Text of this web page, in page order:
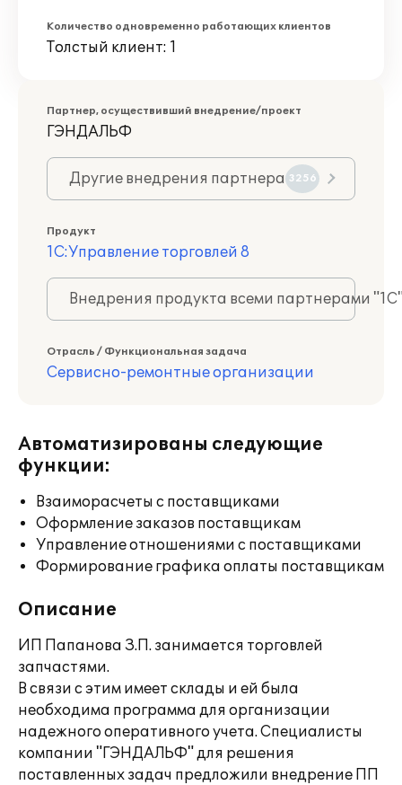
Количество одновременно работающих клиентов
Толстый клиент: 1
Партнер, осуществивший внедрение/проект
ГЭНДАЛЬФ
Другие внедрения партнера 3256
Продукт
1С:Управление торговлей 8
Внедрения продукта всеми партнерами
Отрасль / Функциональная задача
Сервисно-ремонтные организации
Автоматизированы следующие
функции:
Взаиморасчеты с поставщиками
Оформление заказов поставщикам
Управление отношениями с поставщиками
Формирование графика оплаты поставщикам
Описание
ИП Папанова З.П. занимается торговлей
запчастями.
В связи с этим имеет склады и ей была
необходима программа для организации
надежного оперативного учета. Специалисты
компании "ГЭНДАЛЬФ" для решения
поставленных задач предложили внедрение ПП